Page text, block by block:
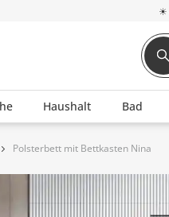
☀
Haushalt Bad
Polsterbett mit Bettkasten Nina